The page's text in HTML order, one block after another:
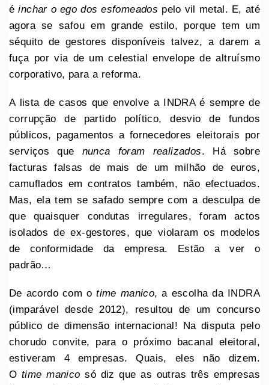
éinchar o ego dos esfomeados pelo vil metal. E, até
agora se safou em grande estilo, porque tem um
séquito de gestores disponíveis talvez, a darem a
fuça por via de um celestial envelope de altruísmo
corporativo, para a reforma.
A lista de casos que envolve a INDRA é sempre de
corrupção de partido político, desvio de fundos
públicos, pagamentos a fornecedores eleitorais por
serviços que nunca foram realizados. Há sobre
facturas falsas de mais de um milhão de euros,
camuflados em contratos também, não efectuados.
Mas, ela tem se safado sempre com a desculpa de
que quaisquer condutas irregulares, foram actos
isolados de ex-gestores, que violaram os modelos
de conformidade da empresa. Estão a ver o
padrão…
De acordo com otime manico, a escolha da INDRA
(imparável desde 2012), resultou de um concurso
público de dimensão internacional! Na disputa pelo
chorudo convite, para o próximo bacanal eleitoral,
estiveram 4 empresas. Quais, eles não dizem.
Otime manico só diz que as outras três empresas